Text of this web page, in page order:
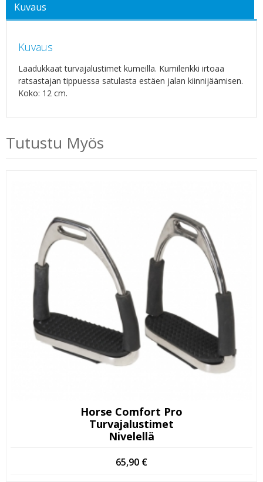
Kuvaus
Kuvaus
Laadukkaat turvajalustimet kumeilla. Kumilenkki irtoaa
ratsastajan tippuessa satulasta estäen jalan kiinnijäämisen.
Koko: 12 cm.
Tutustu Myös
Horse Comfort Pro
Turvajalustimet
Nivelellä
65,90 €